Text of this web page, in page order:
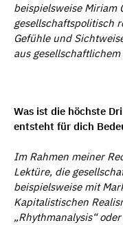
beispielsweise Miriam
gesellschaftspolitisch
Gefühle und
aus
Was ist die höchste
entsteht für dich
Im Rahmen meiner
Lektüre, die
beispielsweise mit
Kapitalistischen
„Rhythmanalysis“